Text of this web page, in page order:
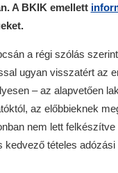
A BKIK emellett
a régi szólás
ugyan visszatért az
– az alapvetően
az előbbieknek
nem lett
kedvező tételes